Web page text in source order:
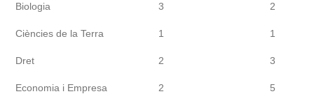
Biologia 3 2
Ciències de la Terra 1 1
Dret 2 3
Economia i Empresa 2 5